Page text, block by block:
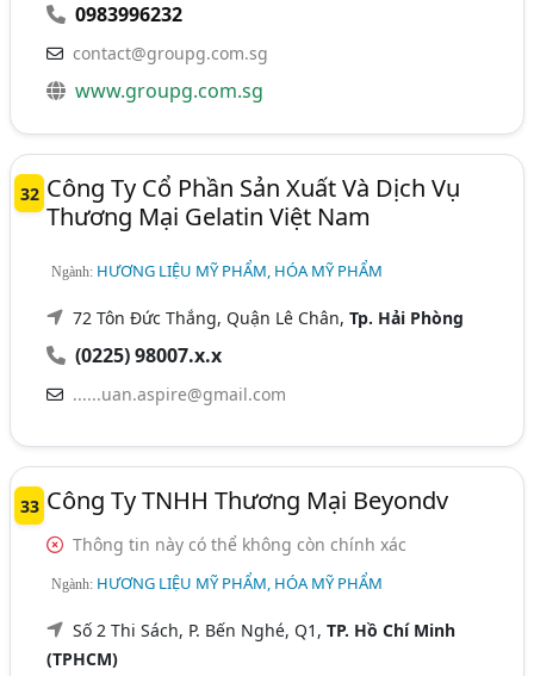
0983996232
contact@groupg.com.sg
www.groupg.com.sg
32 Công Ty Cổ Phần Sản Xuất Và Dịch Vụ
Thương Mại Gelatin Việt Nam
Ngành: HƯƠNG LIỆU MỸ PHẨM, HÓA MỸ PHẨM
72 Tôn Đức Thắng, Quận Lê Chân,Tp. Hải Phòng
(0225) 98007.x.x
......uan.aspire@gmail.com
33 Công Ty TNHH Thương Mại Beyondv
Thông tin này có thể không còn chính xác
Ngành: HƯƠNG LIỆU MỸ PHẨM, HÓA MỸ PHẨM
Số 2 Thi Sách, P. Bến Nghé, Q1,TP. Hồ Chí Minh
(TPHCM)